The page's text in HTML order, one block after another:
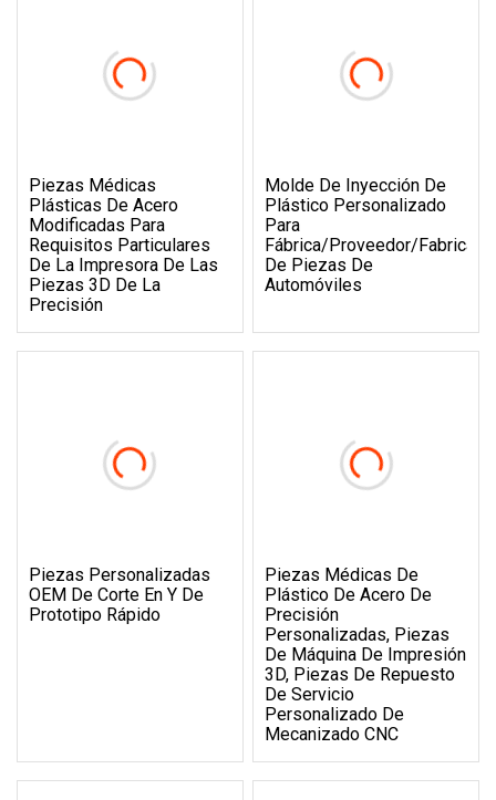
Piezas Médicas
Plásticas De Acero
Modificadas Para
Requisitos Particulares
De La Impresora De Las
Piezas 3D De La
Precisión
Molde De Inyección De
Plástico Personalizado
Para
Fábrica/proveedor/
De Piezas De
Automóviles
Piezas Personalizadas
OEM De Corte En Y De
Prototipo Rápido
Piezas Médicas De
Plástico De Acero De
Precisión
Personalizadas, Piezas
De Máquina De Impresión
3D, Piezas De Repuesto
De Servicio
Personalizado De
Mecanizado CNC